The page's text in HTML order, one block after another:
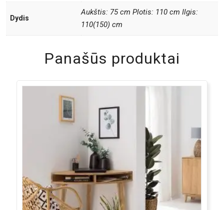
Dydis
Aukštis: 75 cm Plotis: 110 cm Ilgis:
110(150) cm
Panašūs produktai